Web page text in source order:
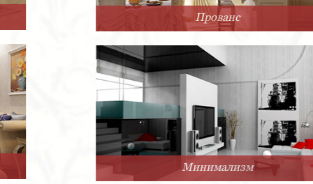
Минимализм